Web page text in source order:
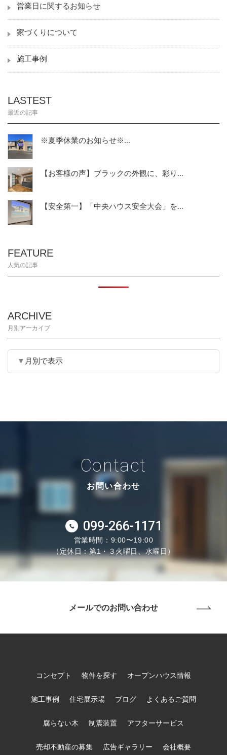
営業日に関するお知らせ
家づくりについて
施工事例
LASTEST
最近の記事
※夏季休業のお知らせ※...
【お客様の声】ブラックの外観に、彩り...
【安全第一】「中央ハウス安全大会」を...
FEATURE
人気の記事
ARCHIVE
月別アーカイブ
月別で表示
Contact
お問い合わせ
099-266-1171
営業時間：9:00〜19:00
（定休日：第1・３火曜日、水曜日）
メールでのお問い合わせ
コンセプト 物件を探す オープンハウス情報
施工事例 住宅展示場 ブログ よくあるご質問
腐らない木 制震装置 アフターサービス
売却不動産の募集 広告ギャラリー 会社概要